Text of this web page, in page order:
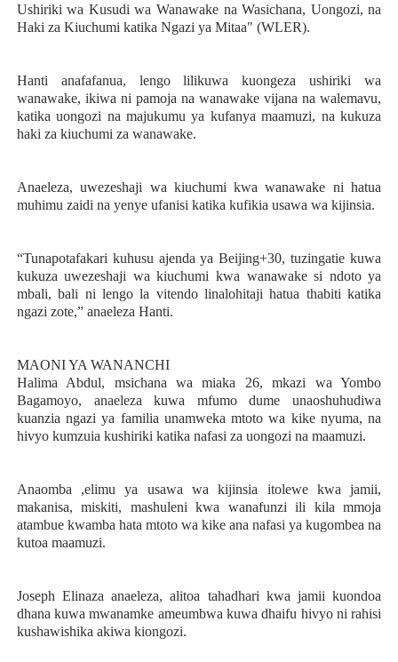
Ushiriki wa Kusudi wa Wanawake na Wasichana, Uongozi, na
Haki za Kiuchumi katika Ngazi ya Mitaa" (WLER).
Hanti anafafanua, lengo lilikuwa kuongeza ushiriki wa
wanawake, ikiwa ni pamoja na wanawake vijana na walemavu,
katika uongozi na majukumu ya kufanya maamuzi, na kukuza
haki za kiuchumi za wanawake.
Anaeleza, uwezeshaji wa kiuchumi kwa wanawake ni hatua
muhimu zaidi na yenye ufanisi katika kufikia usawa wa kijinsia.
“Tunapotafakari kuhusu ajenda ya Beijing+30, tuzingatie kuwa
kukuza uwezeshaji wa kiuchumi kwa wanawake si ndoto ya
mbali, bali ni lengo la vitendo linalohitaji hatua thabiti katika
ngazi zote,” anaeleza Hanti.
MAONI YA WANANCHI
Halima Abdul, msichana wa miaka 26, mkazi wa Yombo
Bagamoyo, anaeleza kuwa mfumo dume unaoshuhudiwa
kuanzia ngazi ya familia unamweka mtoto wa kike nyuma, na
hivyo kumzuia kushiriki katika nafasi za uongozi na maamuzi.
Anaomba ,elimu ya usawa wa kijinsia itolewe kwa jamii,
makanisa, miskiti, mashuleni kwa wanafunzi ili kila mmoja
atambue kwamba hata mtoto wa kike ana nafasi ya kugombea na
kutoa maamuzi.
Joseph Elinaza anaeleza, alitoa tahadhari kwa jamii kuondoa
dhana kuwa mwanamke ameumbwa kuwa dhaifu hivyo ni rahisi
kushawishika akiwa kiongozi.